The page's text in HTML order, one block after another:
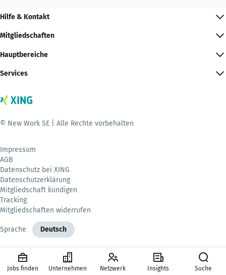
Hilfe & Kontakt
Mitgliedschaften
Hauptbereiche
Services
© New Work SE | Alle Rechte vorbehalten
Impressum
AGB
Datenschutz bei XING
Datenschutzerklärung
Mitgliedschaft kündigen
Tracking
Mitgliedschaften widerrufen
Sprache Deutsch
Jobs finden Unternehmen Netzwerk Insights Suche